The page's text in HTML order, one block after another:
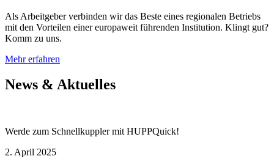
Als Arbeitgeber verbinden wir das Beste eines regionalen Betriebs
mit den Vorteilen einer europaweit führenden Institution. Klingt gut?
Komm zu uns.
Mehr erfahren
News & Aktuelles
Werde zum Schnellkuppler mit HUPPQuick!
2. April 2025